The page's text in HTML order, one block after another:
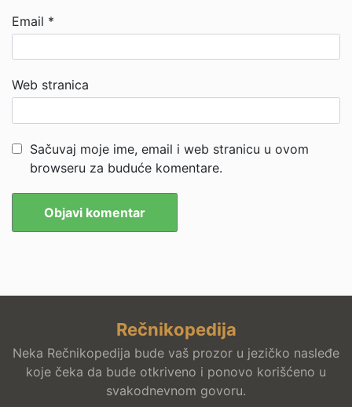
Email *
Web stranica
Sačuvaj moje ime, email i web stranicu u ovom
browseru za buduće komentare.
Rečnikopedija
Neka Rečnikopedija bude vaš prozor u jezičko nasleđe
koje čeka da bude otkriveno i ponovo korišćeno u
svakodnevnom govoru.